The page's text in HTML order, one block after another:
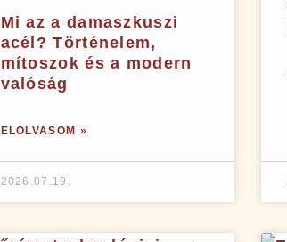
Mi az a damaszkuszi
acél? Történelem,
mítoszok és a modern
valóság
ELOLVASOM »
2026.07.19.